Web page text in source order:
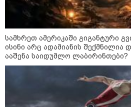
ირაკლი
ოპოზიციამ
დაიწყო,
გადაიტანა
ექნება:
მოამზადოს
ამოცანაა,
სამხრეთ ამერიკაში გიგანტური
ისინი არც ადამიანის შექმნილია
ააშენა საიდუმლო ლაბირინთები?